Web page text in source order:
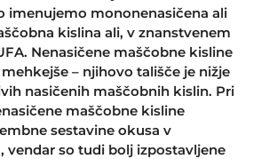
imenujemo mononenasičena ali
kislina ali, v znanstvenem
Nenasičene maščobne kisline
– njihovo tališče je nižje
nasičenih maščobnih kislin. Pri
maščobne kisline
sestavine okusa v
vendar so tudi bolj izpostavljene